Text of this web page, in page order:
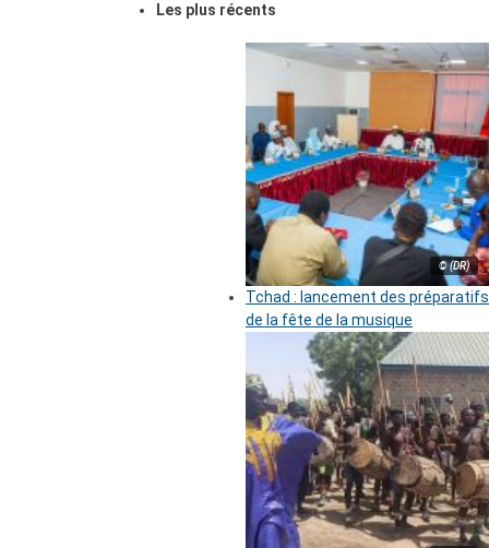
Les plus récents
© (DR)
Tchad : lancement des préparatifs
de la fête de la musique